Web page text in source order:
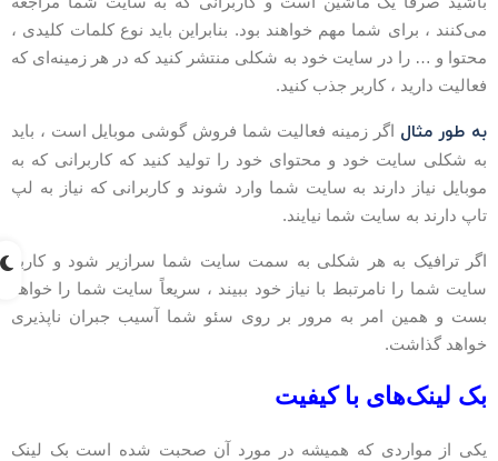
، برای شما مهم خواهند بود. بنابراین باید نوع کلمات کلیدی ،
و … را در سایت خود به شکلی منتشر کنید که در هر زمینه‌ای که
دارید ، کاربر جذب کنید.
طور مثالاگر زمینه فعالیت شما فروش گوشی موبایل است ، باید
شکلی سایت خود و محتوای خود را تولید کنید که کاربرانی که به
نیاز دارند به سایت شما وارد شوند و کاربرانی که نیاز به لپ
دارند به سایت شما نیایند.
ترافیک به هر شکلی به سمت سایت شما سرازیر شود و کاربر
شما را نامرتبط با نیاز خود ببیند ، سریعاً سایت شما را خواهد
و همین امر به مرور بر روی سئو شما آسیب جبران ناپذیری
گذاشت.
لینک‌های با کیفیت
از مواردی که همیشه در مورد آن صحبت شده است بک لینک